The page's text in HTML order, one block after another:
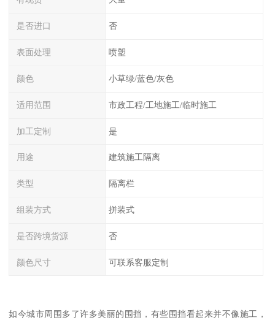
是否进口 否
表面处理 喷塑
颜色 小草绿/蓝色/灰色
适用范围 市政工程/工地施工/临时施工
加工定制 是
用途 建筑施工隔离
类型 隔离栏
组装方式 拼装式
是否跨境货源 否
颜色尺寸 可联系客服定制
如今城市周围多了许多美丽的围挡，有些围挡看起来并不像施工，